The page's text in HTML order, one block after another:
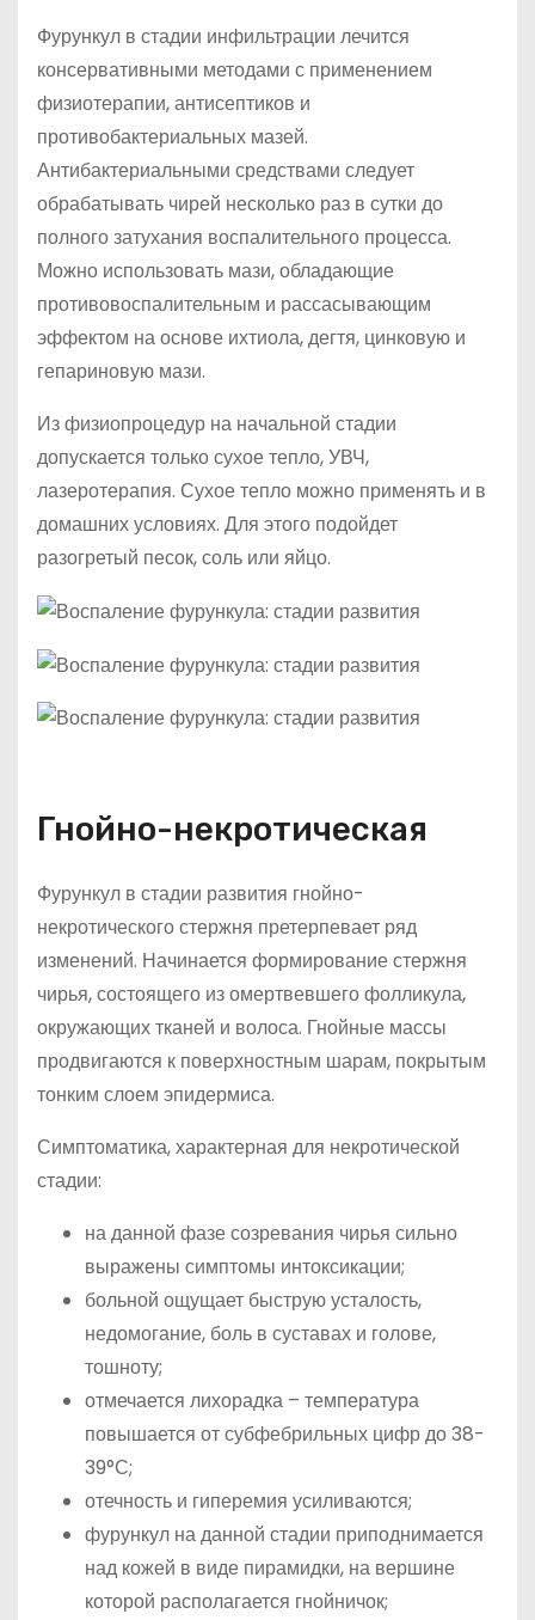
Фурункул в стадии инфильтрации лечится
консервативными методами с применением
физиотерапии, антисептиков и
противобактериальных мазей.
Антибактериальными средствами следует
обрабатывать чирей несколько раз в сутки до
полного затухания воспалительного процесса.
Можно использовать мази, обладающие
противовоспалительным и рассасывающим
эффектом на основе ихтиола, дегтя, цинковую и
гепариновую мази.
Из физиопроцедур на начальной стадии
допускается только сухое тепло, УВЧ,
лазеротерапия. Сухое тепло можно применять и в
домашних условиях. Для этого подойдет
разогретый песок, соль или яйцо.
Гнойно-некротическая
Фурункул в стадии развития гнойно-
некротического стержня претерпевает ряд
изменений. Начинается формирование стержня
чирья, состоящего из омертвевшего фолликула,
окружающих тканей и волоса. Гнойные массы
продвигаются к поверхностным шарам, покрытым
тонким слоем эпидермиса.
Симптоматика, характерная для некротической
стадии:
на данной фазе созревания чирья сильно
выражены симптомы интоксикации;
больной ощущает быструю усталость,
недомогание, боль в суставах и голове,
тошноту;
отмечается лихорадка – температура
повышается от субфебрильных цифр до 38-
39°С;
отечность и гиперемия усиливаются;
фурункул на данной стадии приподнимается
над кожей в виде пирамидки, на вершине
которой располагается гнойничок;